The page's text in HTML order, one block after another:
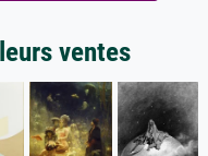
ventes